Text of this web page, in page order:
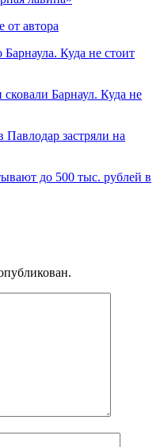
от автора
Куда не стоит
Барнаул. Куда не
Павлодар застряли на
до 500 тыс. рублей в